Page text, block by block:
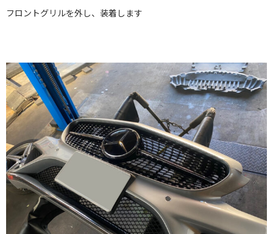
フロントグリルを外し、装着します